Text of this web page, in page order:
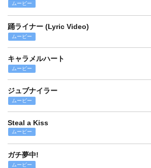
ムービー
踊ライナー (Lyric Video)
ムービー
キャラメルハート
ムービー
ジュブナイラー
ムービー
Steal a Kiss
ムービー
ガチ夢中!
ムービー